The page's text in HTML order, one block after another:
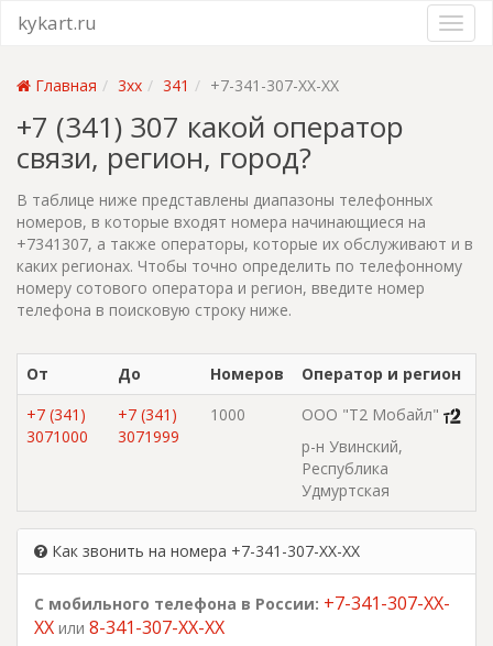
kykart.ru
Главная 3xx 341 +7-341-307-XX-XX
+7 (341) 307 какой оператор
связи, регион, город?
В таблице ниже представлены диапазоны телефонных
номеров, в которые входят номера начинающиеся на
+7341307, а также операторы, которые их обслуживают и в
каких регионах. Чтобы точно определить по телефонному
номеру сотового оператора и регион, введите номер
телефона в поисковую строку ниже.
От До Номеров
Оператор и регион
+7 (341)
3071000
+7 (341)
3071999
1000
ООО "Т2 Мобайл"
р-н Увинский,
Республика
Удмуртская
Как звонить на номера +7-341-307-XX-XX
С мобильного телефона в России: +7-341-307-XX-
XX или 8-341-307-XX-XX